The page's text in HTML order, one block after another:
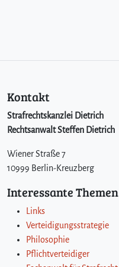
Kontakt
Strafrechtskanzlei Dietrich
Rechtsanwalt Steffen Dietrich
Wiener Straße 7
10999 Berlin-Kreuzberg
Interessante Themen
Links
Verteidigungsstrategie
Philosophie
Pflichtverteidiger